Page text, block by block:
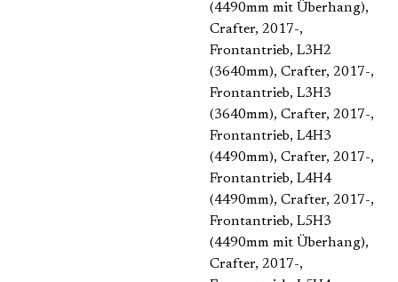
(4490mm mit Überhang),
Crafter, 2017-,
Frontantrieb, L3H2
(3640mm), Crafter, 2017-,
Frontantrieb, L3H3
(3640mm), Crafter, 2017-,
Frontantrieb, L4H3
(4490mm), Crafter, 2017-,
Frontantrieb, L4H4
(4490mm), Crafter, 2017-,
Frontantrieb, L5H3
(4490mm mit Überhang),
Crafter, 2017-,